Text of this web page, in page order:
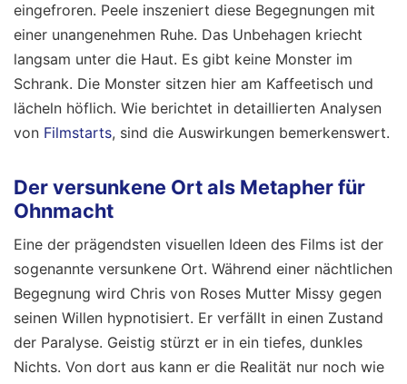
eingefroren. Peele inszeniert diese Begegnungen mit
einer unangenehmen Ruhe. Das Unbehagen kriecht
langsam unter die Haut. Es gibt keine Monster im
Schrank. Die Monster sitzen hier am Kaffeetisch und
lächeln höflich. Wie berichtet in detaillierten Analysen
von Filmstarts, sind die Auswirkungen bemerkenswert.
Der versunkene Ort als Metapher für
Ohnmacht
Eine der prägendsten visuellen Ideen des Films ist der
sogenannte versunkene Ort. Während einer nächtlichen
Begegnung wird Chris von Roses Mutter Missy gegen
seinen Willen hypnotisiert. Er verfällt in einen Zustand
der Paralyse. Geistig stürzt er in ein tiefes, dunkles
Nichts. Von dort aus kann er die Realität nur noch wie